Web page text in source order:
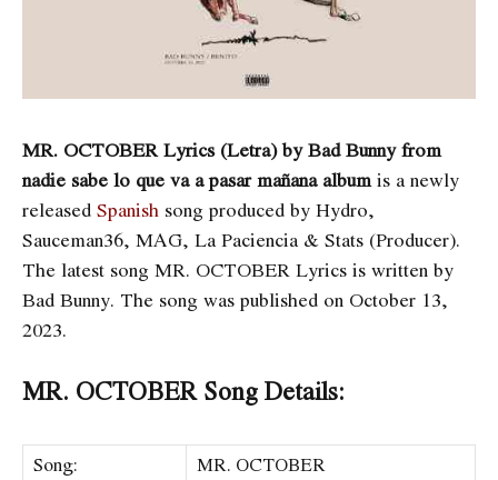
MR. OCTOBER Lyrics (Letra) by Bad Bunny from
nadie sabe lo que va a pasar mañana albumis a newly
released Spanish song produced by Hydro,
Sauceman36, MAG, La Paciencia & Stats (Producer).
The latest song MR. OCTOBER Lyrics is written by ​​​​​​
Bad Bunny. The song was published on October 13,
2023.
MR. OCTOBER Song Details:
Song:
MR. OCTOBER